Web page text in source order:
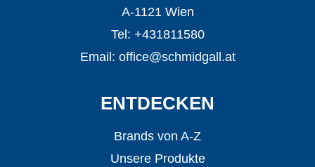
A-1121 Wien
Tel: +431811580
Email: office@schmidgall.at
ENTDECKEN
Brands von A-Z
Unsere Produkte